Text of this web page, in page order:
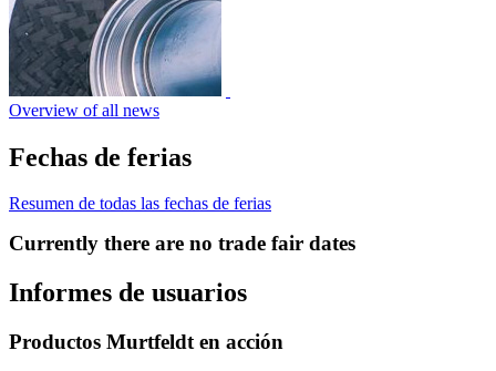
Overview of all news
Fechas de ferias
Resumen de todas las fechas de ferias
Currently there are no trade fair dates
Informes de usuarios
Productos Murtfeldt en acción